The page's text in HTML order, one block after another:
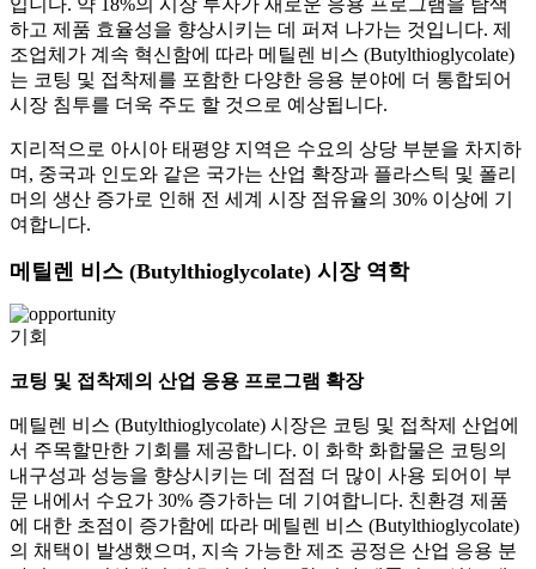
입니다. 약 18%의 시장 투자가 새로운 응용 프로그램을 탐색
하고 제품 효율성을 향상시키는 데 퍼져 나가는 것입니다. 제
조업체가 계속 혁신함에 따라 메틸렌 비스 (Butylthioglycolate)
는 코팅 및 접착제를 포함한 다양한 응용 분야에 더 통합되어
시장 침투를 더욱 주도 할 것으로 예상됩니다.
지리적으로 아시아 태평양 지역은 수요의 상당 부분을 차지하
며, 중국과 인도와 같은 국가는 산업 확장과 플라스틱 및 폴리
머의 생산 증가로 인해 전 세계 시장 점유율의 30% 이상에 기
여합니다.
메틸렌 비스 (Butylthioglycolate) 시장 역학
기회
코팅 및 접착제의 산업 응용 프로그램 확장
메틸렌 비스 (Butylthioglycolate) 시장은 코팅 및 접착제 산업에
서 주목할만한 기회를 제공합니다. 이 화학 화합물은 코팅의
내구성과 성능을 향상시키는 데 점점 더 많이 사용 되어이 부
문 내에서 수요가 30% 증가하는 데 기여합니다. 친환경 제품
에 대한 초점이 증가함에 따라 메틸렌 비스 (Butylthioglycolate)
의 채택이 발생했으며, 지속 가능한 제조 공정은 산업 응용 분